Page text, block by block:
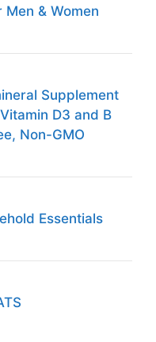
& Women
Supplement
D3 and B
Non-GMO
Essentials